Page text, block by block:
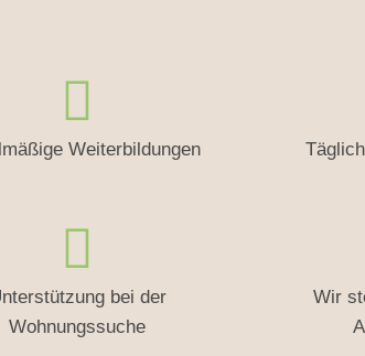
Weiterbildungen
bei der
Wohnungssuche
Wir